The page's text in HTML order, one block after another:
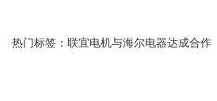
热门标签：联宜电机与海尔电器达成合作